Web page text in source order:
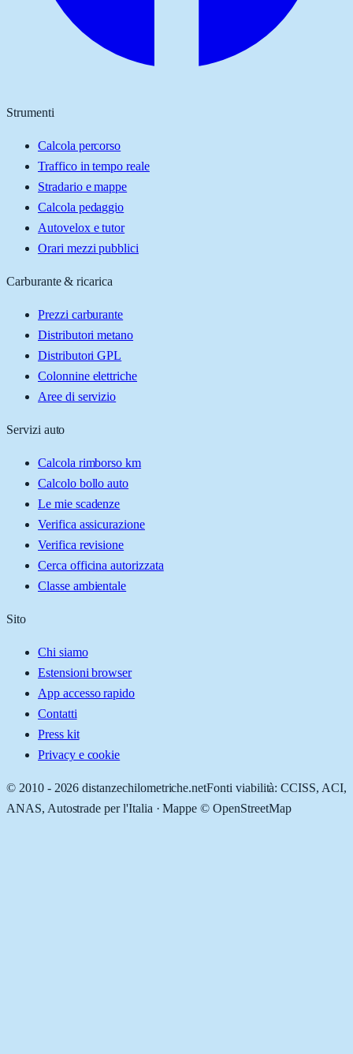
Strumenti
Calcola percorso
Traffico in tempo reale
Stradario e mappe
Calcola pedaggio
Autovelox e tutor
Orari mezzi pubblici
Carburante & ricarica
Prezzi carburante
Distributori metano
Distributori GPL
Colonnine elettriche
Aree di servizio
Servizi auto
Calcola rimborso km
Calcolo bollo auto
Le mie scadenze
Verifica assicurazione
Verifica revisione
Cerca officina autorizzata
Classe ambientale
Sito
Chi siamo
Estensioni browser
App accesso rapido
Contatti
Press kit
Privacy e cookie
© 2010 - 2026 distanzechilometriche.netFonti viabilità: CCISS, ACI,
ANAS, Autostrade per l'Italia · Mappe © OpenStreetMap